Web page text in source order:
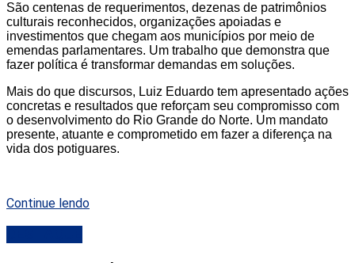
São centenas de requerimentos, dezenas de patrimônios
culturais reconhecidos, organizações apoiadas e
investimentos que chegam aos municípios por meio de
emendas parlamentares. Um trabalho que demonstra que
fazer política é transformar demandas em soluções.
Mais do que discursos, Luiz Eduardo tem apresentado ações
concretas e resultados que reforçam seu compromisso com
o desenvolvimento do Rio Grande do Norte. Um mandato
presente, atuante e comprometido em fazer a diferença na
vida dos potiguares.
Continue lendo